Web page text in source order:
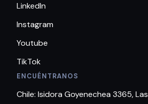
LinkedIn
Instagram
Youtube
TikTok
ENCUÉNTRANOS
Chile: Isidora Goyenechea 3365,